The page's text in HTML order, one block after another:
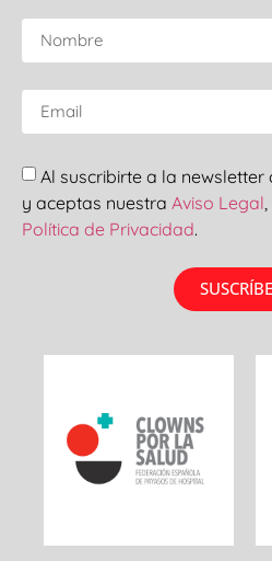
Al suscribirte a la
y aceptas nuestra Aviso Legal
Política de Privacidad.